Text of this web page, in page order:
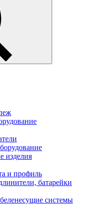
изделия
и профиль
батарейки
системы